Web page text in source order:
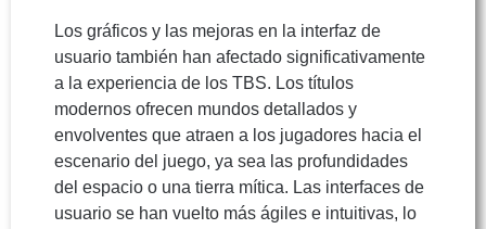
Los gráficos y las mejoras en la interfaz de
usuario también han afectado significativamente
a la experiencia de los TBS. Los títulos
modernos ofrecen mundos detallados y
envolventes que atraen a los jugadores hacia el
escenario del juego, ya sea las profundidades
del espacio o una tierra mítica. Las interfaces de
usuario se han vuelto más ágiles e intuitivas, lo